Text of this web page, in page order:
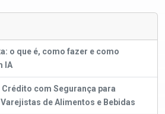
o que é, como fazer e como
IA
com Segurança para
de Alimentos e Bebidas